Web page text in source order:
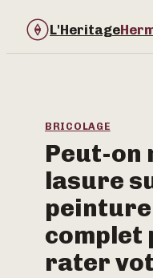
L'Heritage
Immobilier
Jardinage
Maison & Déco
BRICOLAGE
Peut-on
lasure
complet
rater